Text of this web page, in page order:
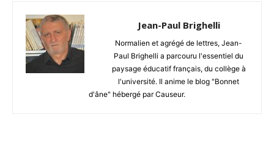
Jean-Paul Brighelli
Normalien et agrégé de lettres, Jean-
Paul Brighelli a parcouru l'essentiel du
paysage éducatif français, du collège à
l'université. Il anime le blog "Bonnet
d'âne" hébergé par Causeur.